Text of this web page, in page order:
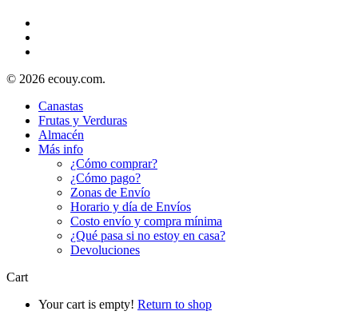
© 2026 ecouy.com.
Canastas
Frutas y Verduras
Almacén
Más info
¿Cómo comprar?
¿Cómo pago?
Zonas de Envío
Horario y día de Envíos
Costo envío y compra mínima
¿Qué pasa si no estoy en casa?
Devoluciones
Cart
Your cart is empty! Return to shop